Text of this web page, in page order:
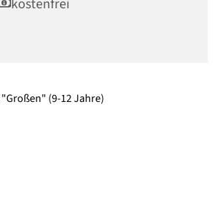
kostenfrei
(9-12 Jahre)